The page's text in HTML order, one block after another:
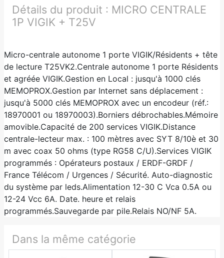
Détails du produit : MICRO CENTRALE
1P VIGIK + T25V
Micro-centrale autonome 1 porte VIGIK/Résidents + tête
de lecture T25VK2.Centrale autonome 1 porte Résidents
et agréée VIGIK.Gestion en Local : jusqu'à 1000 clés
MEMOPROX.Gestion par Internet sans déplacement :
jusqu'à 5000 clés MEMOPROX avec un encodeur (réf.:
18970001 ou 18970003).Borniers débrochables.Mémoire
amovible.Capacité de 200 services VIGIK.Distance
centrale-lecteur max. : 100 mètres avec SYT 8/10è et 30
m avec coax 50 ohms (type RG58 C/U).Services VIGIK
programmés : Opérateurs postaux / ERDF-GRDF /
France Télécom / Urgences / Sécurité. Auto-diagnostic
du système par leds.Alimentation 12-30 C Vca 0.5A ou
12-24 Vcc 6A. Date. heure et relais
programmés.Sauvegarde par pile.Relais NO/NF 5A.
Dans la même catégorie